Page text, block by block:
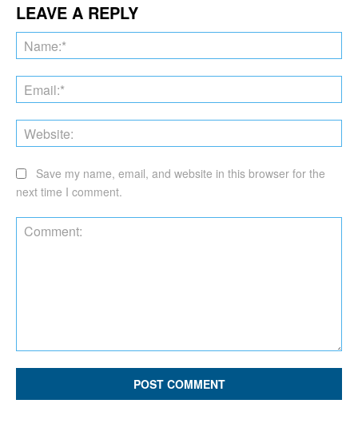
LEAVE A REPLY
Save my name, email, and website in this browser for the
next time I comment.